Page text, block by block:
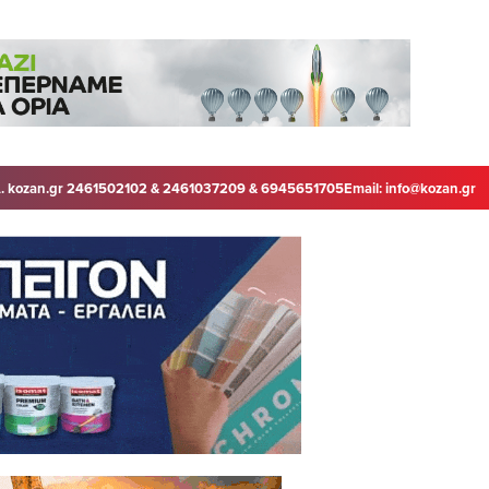
kozan.gr 2461502102 & 2461037209 & 6945651705Email:info@kozan.gr